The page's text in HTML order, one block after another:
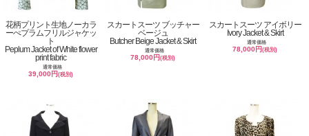
花柄プリント生地ノーカラ
ーぺプラムフリルジャケッ
ト
Peplum Jacket of White flower
print fabric
通常価格
39,000円(税別)
スカートスーツ ブッチャー
ベージュ
Butcher Beige Jacket & Skirt
通常価格
78,000円(税別)
スカートスーツ アイボリー
Ivory Jacket & Skirt
通常価格
78,000円(税別)